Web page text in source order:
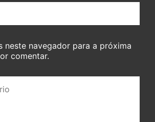
neste navegador para a próxima
comentar.